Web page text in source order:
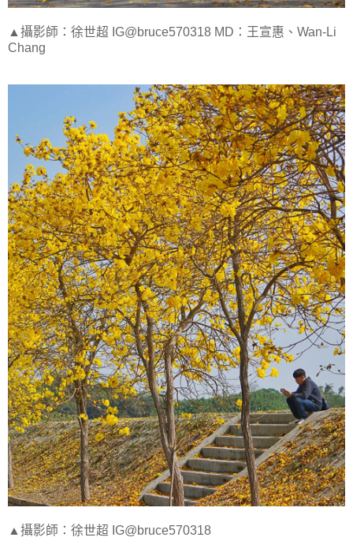
▲攝影師：徐世超 IG@bruce570318 MD：王宣惠、Wan-Li
Chang
▲攝影師：徐世超 IG@bruce570318